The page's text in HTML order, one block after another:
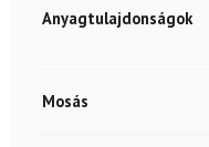
Anyagtulajdonságok
Mosás